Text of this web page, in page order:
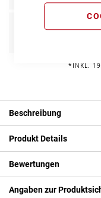
Fahrrad
*INKL.
Beschreibung
Produkt Details
Bewertungen
Angaben zur